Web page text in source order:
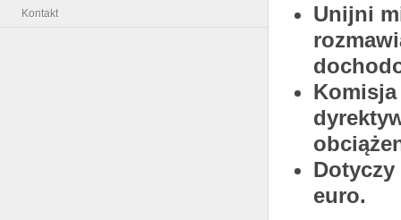
Kontakt
Unijni
euro.